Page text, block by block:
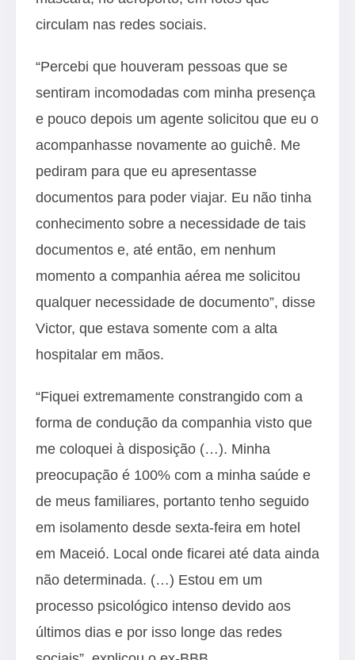
circulam nas redes sociais.
“Percebi que houveram pessoas que se
sentiram incomodadas com minha presença
e pouco depois um agente solicitou que eu o
acompanhasse novamente ao guichê. Me
pediram para que eu apresentasse
documentos para poder viajar. Eu não tinha
conhecimento sobre a necessidade de tais
documentos e, até então, em nenhum
momento a companhia aérea me solicitou
qualquer necessidade de documento”, disse
Victor, que estava somente com a alta
hospitalar em mãos.
“Fiquei extremamente constrangido com a
forma de condução da companhia visto que
me coloquei à disposição (…). Minha
preocupação é 100% com a minha saúde e
de meus familiares, portanto tenho seguido
em isolamento desde sexta-feira em hotel
em Maceió. Local onde ficarei até data ainda
não determinada. (…) Estou em um
processo psicológico intenso devido aos
últimos dias e por isso longe das redes